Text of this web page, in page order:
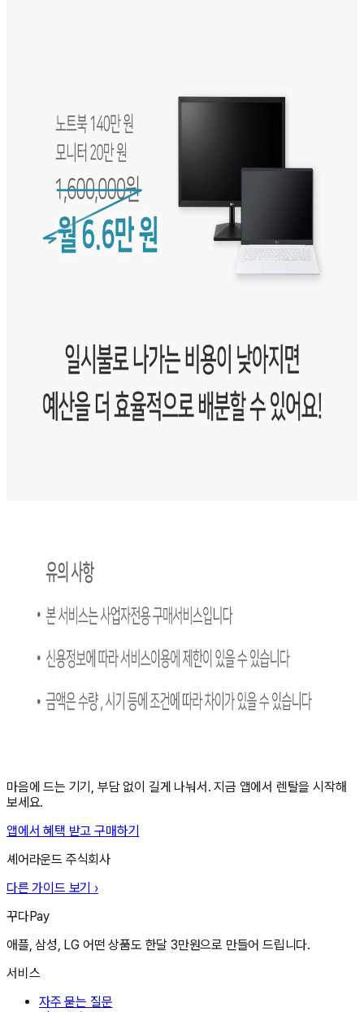
마음에 드는 기기, 부담 없이 길게 나눠서. 지금 앱에서 렌탈을 시작해
보세요.
앱에서 혜택 받고 구매하기
셰어라운드 주식회사
다른 가이드 보기 ›
꾸다Pay
애플, 삼성, LG 어떤 상품도 한달 3만원으로 만들어 드립니다.
서비스
자주 묻는 질문